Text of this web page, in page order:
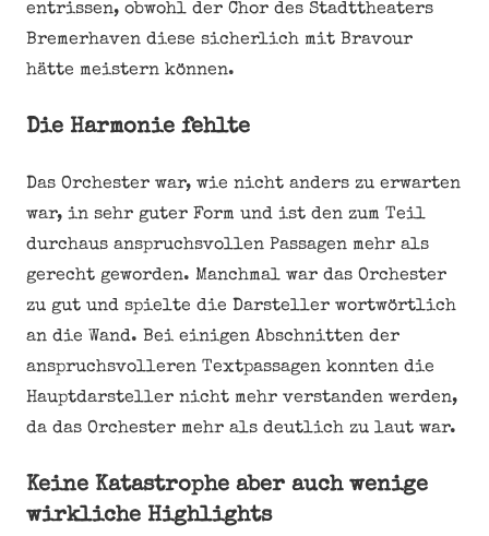
entrissen, obwohl der Chor des Stadttheaters
Bremerhaven diese sicherlich mit Bravour
hätte meistern können.
Die Harmonie fehlte
Das Orchester war, wie nicht anders zu erwarten
war, in sehr guter Form und ist den zum Teil
durchaus anspruchsvollen Passagen mehr als
gerecht geworden. Manchmal war das Orchester
zu gut und spielte die Darsteller wortwörtlich
an die Wand. Bei einigen Abschnitten der
anspruchsvolleren Textpassagen konnten die
Hauptdarsteller nicht mehr verstanden werden,
da das Orchester mehr als deutlich zu laut war.
Keine Katastrophe aber auch wenige
wirkliche Highlights